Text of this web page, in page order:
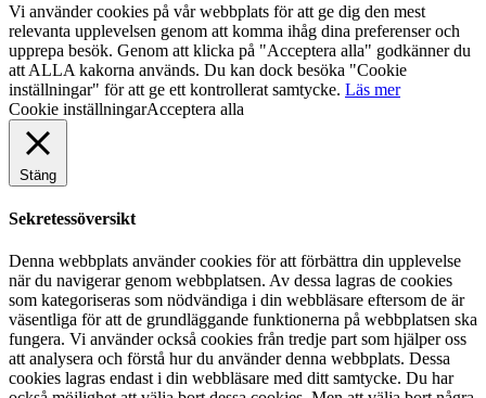
Vi använder cookies på vår webbplats för att ge dig den mest
relevanta upplevelsen genom att komma ihåg dina preferenser och
upprepa besök. Genom att klicka på "Acceptera alla" godkänner du
att ALLA kakorna används. Du kan dock besöka "Cookie
inställningar" för att ge ett kontrollerat samtycke. Läs mer
Cookie inställningarAcceptera alla
Stäng
Sekretessöversikt
Denna webbplats använder cookies för att förbättra din upplevelse
när du navigerar genom webbplatsen. Av dessa lagras de cookies
som kategoriseras som nödvändiga i din webbläsare eftersom de är
väsentliga för att de grundläggande funktionerna på webbplatsen ska
fungera. Vi använder också cookies från tredje part som hjälper oss
att analysera och förstå hur du använder denna webbplats. Dessa
cookies lagras endast i din webbläsare med ditt samtycke. Du har